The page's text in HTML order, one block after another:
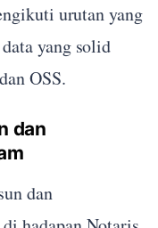
urutan yang
yang solid
OSS.
dan
dan